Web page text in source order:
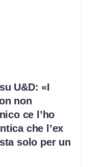
U&D: «I
non
ce l’ho
che l’ex
solo per un